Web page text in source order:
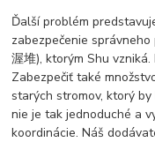
Ďalší problém
zabezpečenie
渥堆), ktorým Shu
Zabezpečiť také
starých stromov, ktorý
nie je tak jednoduché a
koordinácie. Náš